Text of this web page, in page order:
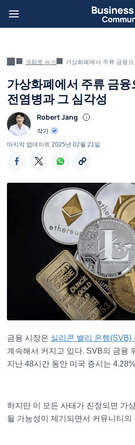
크립토 뉴스 가상화폐에서 주류 금융으
가상화폐에서 주류 금융
전염병과 그 심각성
Robert Jang
작가
마지막 업데이트 2025년 02월 21일
금융 시장은 실리콘 밸리 은행(SVB)
계속해서 커지고 있다. SVB의 금융
지난 48시간 동안 미국 증시는
하지만 이 모든 사태가 진정되면 가
될 가능성이 제기되면서 커뮤니티의